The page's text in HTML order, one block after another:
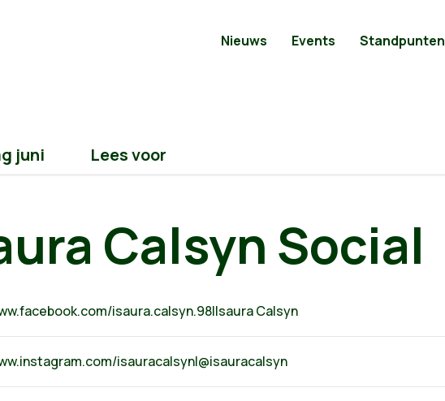
Nieuws Events Standpunten
juni Lees voor
Calsyn Social
isaura.calsyn.98|Isaura Calsyn
isauracalsyn|@isauracalsyn